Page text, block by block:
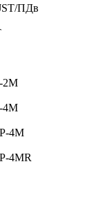
ПДв
2M
4M
4M
4MR